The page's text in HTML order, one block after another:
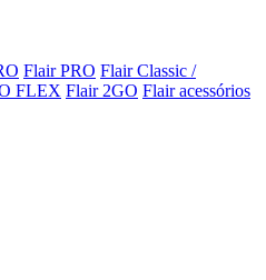
Flair PRO Flair Classic /
FLEX Flair 2GO Flair acessórios